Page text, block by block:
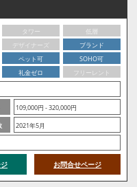
タワー
低層
デザイナーズ
ブランド
ペット可
SOHO可
礼金ゼロ
フリーレント
109,000円 - 320,000円
2021年5月
お問合せページ